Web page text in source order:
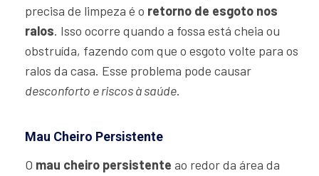
precisa de limpeza é o retorno de esgoto nos
ralos. Isso ocorre quando a fossa está cheia ou
obstruída, fazendo com que o esgoto volte para os
ralos da casa. Esse problema pode causar
desconforto e riscos à saúde.
Mau Cheiro Persistente
O mau cheiro persistente ao redor da área da